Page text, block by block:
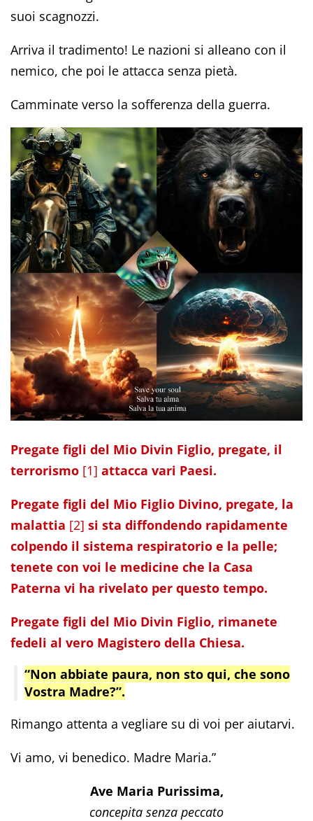
suoi scagnozzi.
Arriva il tradimento! Le nazioni si alleano con il
nemico, che poi le attacca senza pietà.
Camminate verso la sofferenza della guerra.
Pregate figli del Mio Divin Figlio, pregate, il
terrorismo [1] attacca vari Paesi.
Pregate figli del Mio Figlio Divino, pregate, la
malattia [2] si sta diffondendo rapidamente
colpendo il sistema respiratorio e la pelle;
tenete con voi le medicine che la Casa
Paterna vi ha rivelato per questo tempo.
Pregate figli del Mio Divin Figlio, rimanete
fedeli al vero Magistero della Chiesa.
“Non abbiate paura, non sto qui, che sono
Vostra Madre?”.
Rimango attenta a vegliare su di voi per aiutarvi.
Vi amo, vi benedico. Madre Maria.”
Ave Maria Purissima,
concepita senza peccato